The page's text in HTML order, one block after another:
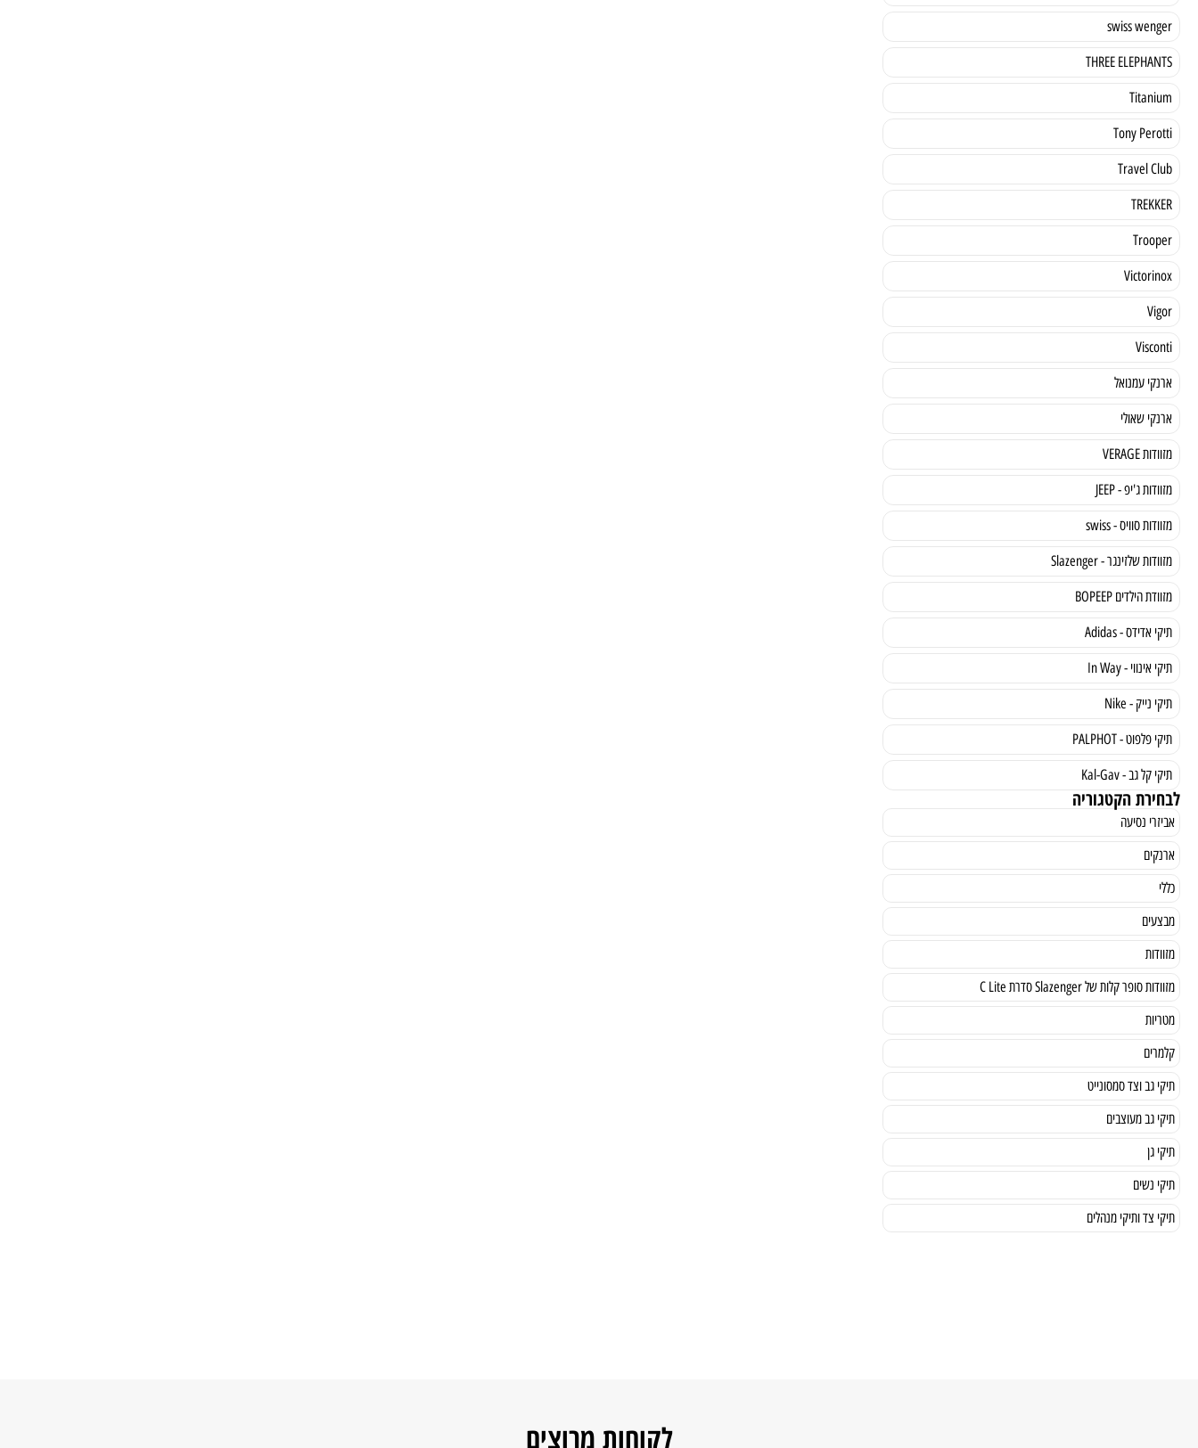
swiss wenger
THREE ELEPHANTS
Titanium
Tony Perotti
Travel Club
TREKKER
Trooper
Victorinox
Vigor
Visconti
ארנקי עמנואל
ארנקי שאולי
מזוודות VERAGE
מזוודות ג'יפ - JEEP
מזוודות סוויס - swiss
מזוודות שלזינגר - Slazenger
מזוודת הילדים BOPEEP
תיקי אדידס - Adidas
תיקי אינווי - In Way
תיקי נייק - Nike
תיקי פלפוט - PALPHOT
תיקי קל גב - Kal-Gav
לבחירת הקטגוריה
אביזרי נסיעה
ארנקים
כללי
מבצעים
מזוודות
מזוודות סופר קלות של Slazenger סדרת C Lite
מטריות
קלמרים
תיקי גב וצד סמסונייט
תיקי גב מעוצבים
תיקי גן
תיקי נשים
תיקי צד ותיקי מנהלים
לקוחות מרוצים